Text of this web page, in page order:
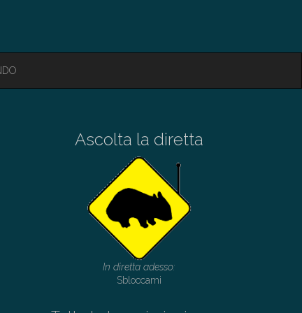
Ascolta la diretta
In diretta adesso:
Sbloccami